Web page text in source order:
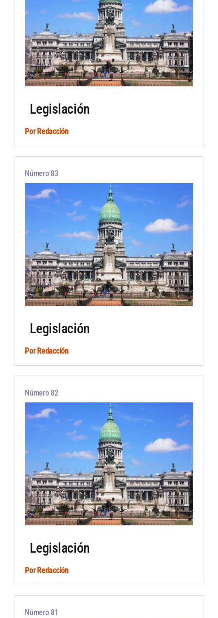
Legislación
PorRedacción
Número 83
Legislación
PorRedacción
Número 82
Legislación
PorRedacción
Número 81